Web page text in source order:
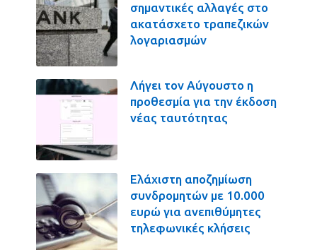
σημαντικές αλλαγές στο
ακατάσχετο τραπεζικών
λογαριασμών
Λήγει τον Αύγουστο η
προθεσμία για την έκδοση
νέας ταυτότητας
Ελάχιστη αποζημίωση
συνδρομητών με 10.000
ευρώ για ανεπιθύμητες
τηλεφωνικές κλήσεις